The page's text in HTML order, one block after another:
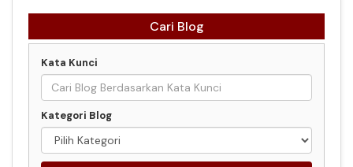
Cari Blog
Kata Kunci
Kategori Blog